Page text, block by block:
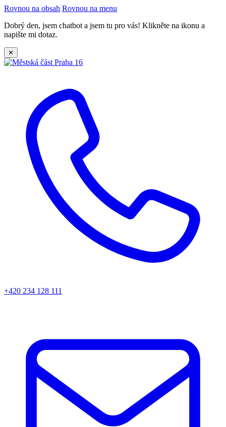
Rovnou na obsah Rovnou na menu
Dobrý den, jsem chatbot a jsem tu pro vás! Klikněte na ikonu a
napište mi dotaz.
✕
+420 234 128 111